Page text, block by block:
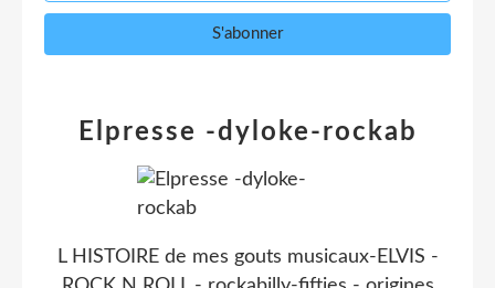
Elpresse -dyloke-rockab
L HISTOIRE de mes gouts musicaux-ELVIS -